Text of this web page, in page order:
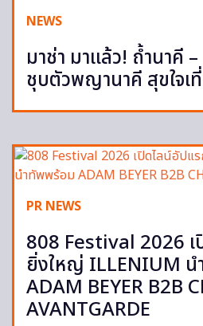
NEWS
มาช่า มาแล้ว! ถ้ำนาคี
ชุบตัวพญานาคี สุขใจเ
PR NEWS
808 Festival 2026
ยิ่งใหญ่ ILLENIUM
ADAM BEYER B2B
AVANTGARDE